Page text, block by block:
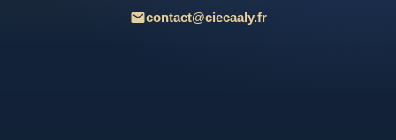
contact@ciecaaly.fr